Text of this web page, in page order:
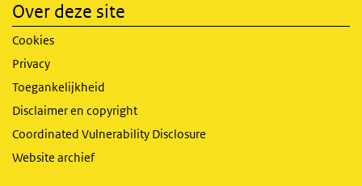
Over deze site
Cookies
Privacy
Toegankelijkheid
Disclaimer en copyright
Coordinated Vulnerability Disclosure
Website archief